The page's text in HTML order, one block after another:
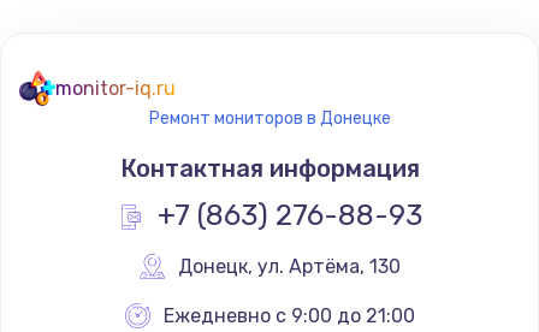
Ремонт разъема питания
745 руб.
Заказать
Замена видеокарты
1600 руб.
Заказать
monitor-iq.ru
Ремонт мониторов в Донецке
Контактная информация
+7 (863) 276-88-93
Донецк, ул. Артёма, 130
Ежедневно с 9:00 до 21:00